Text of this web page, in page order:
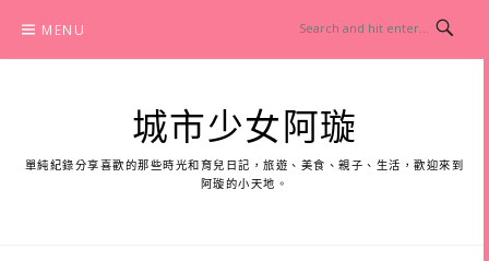
content
MENU
城市少女阿璇
單純紀錄分享喜歡的那些時光和育兒日記，旅遊、美食、親子、生活，歡迎來到
阿璇的小天地。